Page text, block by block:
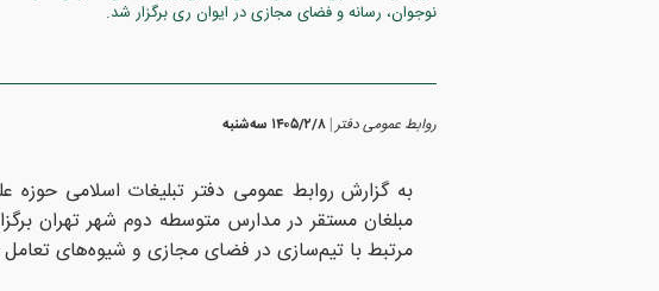
نوجوان، رسانه و فضای مجازی در ایوان ری برگزار شد.
روابط عمومی دفتر ۱۴۰۵/۲/۸ سه‌شنبه
به گزارش روابط عمومی دفتر تبلیغات اسلامی حوزه
مبلغان مستقر در مدارس متوسطه دوم شهر تهران
مرتبط با تیم‌سازی در فضای مجازی و شیوه‌های تعامل